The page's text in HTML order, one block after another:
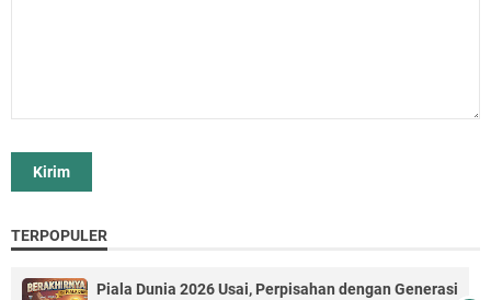
TERPOPULER
Piala Dunia 2026 Usai, Perpisahan dengan Generasi